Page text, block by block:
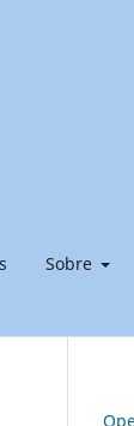
Sobre